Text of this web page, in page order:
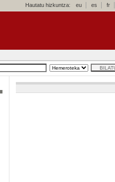
Hautatu hizkuntza: eu es fr